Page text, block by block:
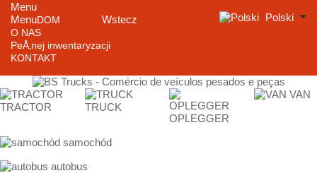
Menu
Menu
Wstecz
DOM
O NAS
PeÅ‚nej inwentaryzacji
KONTAKT
Polski
TRACTOR
TRUCK
OPLEGGER
VAN
samochód
autobus